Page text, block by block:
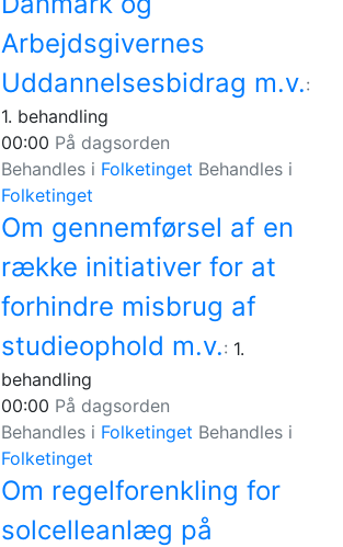
Arbejdsgivernes
Uddannelsesbidrag m.v.:
1. behandling
00:00 På dagsorden
Behandles i Folketinget Behandles i
Folketinget
Om gennemførsel af en
række initiativer for at
forhindre misbrug af
studieophold m.v.: 1.
behandling
00:00 På dagsorden
Behandles i Folketinget Behandles i
Folketinget
Om regelforenkling for
solcelleanlæg på